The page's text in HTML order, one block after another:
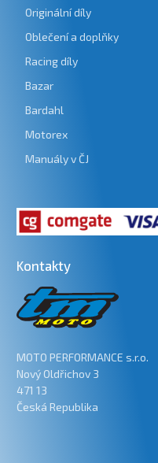
Originální díly
Oblečení a doplňky
Racing díly
Bazar
Bardahl
Motorex
Manuály v ČJ
Kontakty
MOTO PERFORMANCE s.r.o.
Nový Oldřichov 3
471 13
Česká Republika